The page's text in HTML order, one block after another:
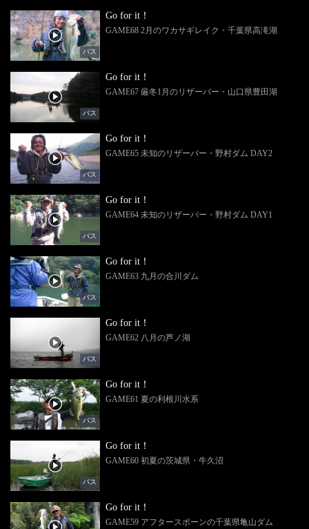
バス
Go for it！
GAME68 2月のワカサギレイク・千葉県高滝湖
バス
Go for it！
GAME67 厳冬1月のリザーバー・山口県豊田湖
バス
Go for it！
GAME65 未知のリザーバー・野村ダム DAY2
バス
Go for it！
GAME64 未知のリザーバー・野村ダム DAY1
バス
Go for it！
GAME63 九月の合川ダム
バス
Go for it！
GAME62 八月の芦ノ湖
バス
Go for it！
GAME61 夏の利根川水系
バス
Go for it！
GAME60 初夏の茨城県・牛久沼
Go for it！
GAME59 アフタースポーンの千葉県亀山ダム